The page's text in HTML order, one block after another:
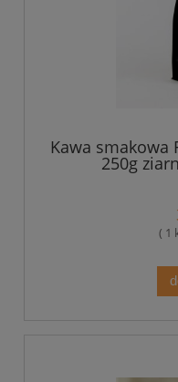
Kawa smakowa
250g
( 1